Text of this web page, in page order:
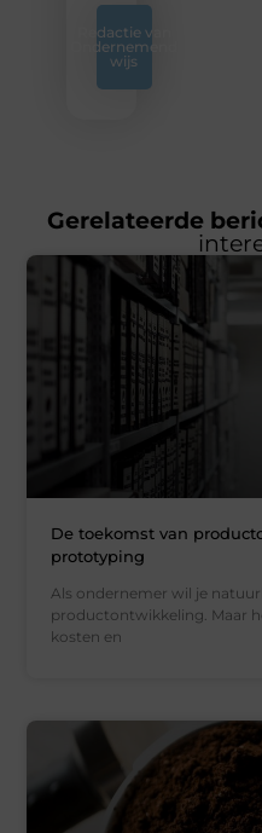
Redactie van
Ondernemend
wijs
Gerelateerde
De toekomst van
prototyping
Als ondernemer wil je
productontwikkeling. Maar
kosten en